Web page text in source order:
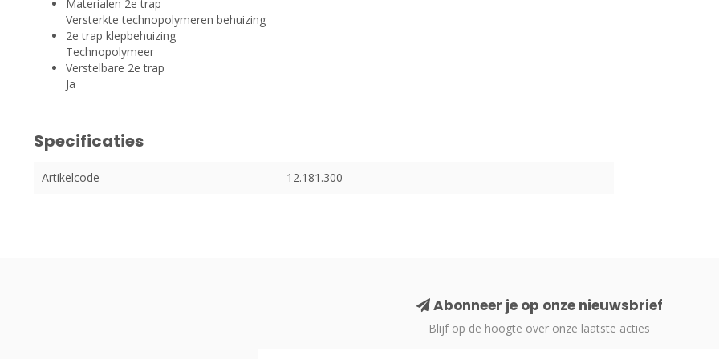
Materialen 2e trap
Versterkte technopolymeren behuizing
2e trap klepbehuizing
Technopolymeer
Verstelbare 2e trap
Ja
Specificaties
Artikelcode 12.181.300
Abonneer je op onze nieuwsbrief
Blijf op de hoogte over onze laatste acties